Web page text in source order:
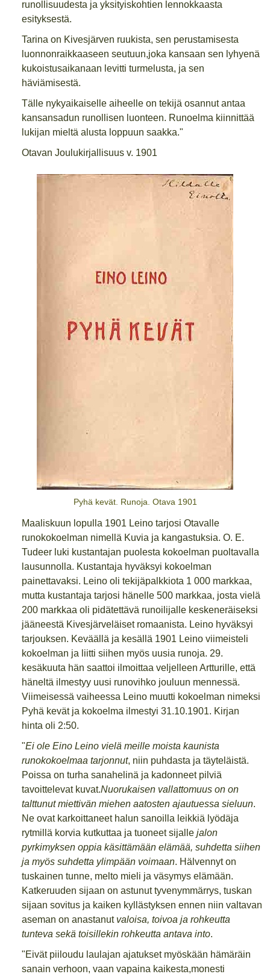
runollisuudesta ja yksityiskohtien lennokkaasta
esityksestä.
Tarina on Kivesjärven ruukista, sen perustamisesta
luonnonraikkaaseen seutuun,joka kansaan sen lyhyenä
kukoistusaikanaan levitti turmelusta, ja sen
häviämisestä.
Tälle nykyaikaiselle aiheelle on tekijä osannut antaa
kansansadun runollisen luonteen. Runoelma kiinnittää
lukijan mieltä alusta loppuun saakka."
Otavan Joulukirjallisuus v. 1901
Pyhä kevät. Runoja. Otava 1901
Maaliskuun lopulla 1901 Leino tarjosi Otavalle
runokokoelman nimellä Kuvia ja kangastuksia. O. E.
Tudeer luki kustantajan puolesta kokoelman puoltavalla
lausunnolla. Kustantaja hyväksyi kokoelman
painettavaksi. Leino oli tekijäpalkkiota 1 000 markkaa,
mutta kustantaja tarjosi hänelle 500 markkaa, josta vielä
200 markkaa oli pidätettävä runoilijalle keskeneräiseksi
jääneestä Kivesjärveläiset romaanista. Leino hyväksyi
tarjouksen. Keväällä ja kesällä 1901 Leino viimeisteli
kokoelman ja liitti siihen myös uusia runoja. 29.
kesäkuuta hän saattoi ilmoittaa veljelleen Artturille, että
häneltä ilmestyy uusi runovihko jouluun mennessä.
Viimeisessä vaiheessa Leino muutti kokoelman nimeksi
Pyhä kevät ja kokoelma ilmestyi 31.10.1901. Kirjan
hinta oli 2:50.
"Ei ole Eino Leino vielä meille moista kaunista
runokokoelmaa tarjonnut, niin puhdasta ja täyteläistä.
Poissa on turha sanahelinä ja kadonneet pilviä
tavoittelevat kuvat.Nuorukaisen vallattomuus on on
talttunut miettivän miehen aatosten ajautuessa sieluun.
Ne ovat karkoittaneet halun sanoilla leikkiä lyödäja
rytmillä korvia kutkuttaa ja tuoneet sijalle jalon
pyrkimyksen oppia käsittämään elämää, suhdetta siihen
ja myös suhdetta ylimpään voimaan. Hälvennyt on
tuskainen tunne, melto mieli ja väsymys elämään.
Katkeruuden sijaan on astunut tyvenymmärrys, tuskan
sijaan sovitus ja kaiken kyllästyksen ennen niin valtavan
aseman on anastanut valoisa, toivoa ja rohkeutta
tunteva sekä toisillekin rohkeutta antava into.
"Eivät piiloudu laulajan ajatukset myöskään hämäräin
sanain verhoon, vaan vapaina kaikesta,monesti